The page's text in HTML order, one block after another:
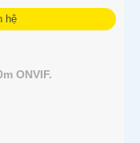
hệ
ONVIF.